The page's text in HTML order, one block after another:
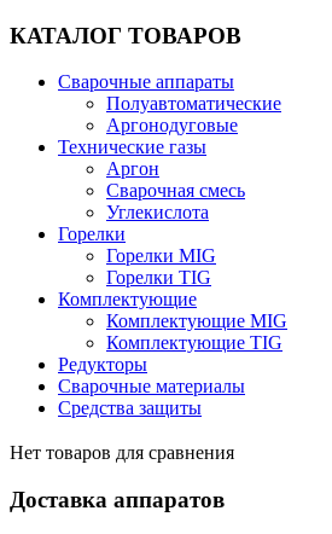
КАТАЛОГ ТОВАРОВ
Сварочные аппараты
Полуавтоматические
Аргонодуговые
Технические газы
Аргон
Сварочная смесь
Углекислота
Горелки
Горелки MIG
Горелки TIG
Комплектующие
Комплектующие MIG
Комплектующие TIG
Редукторы
Сварочные материалы
Средства защиты
Нет товаров для сравнения
Доставка аппаратов